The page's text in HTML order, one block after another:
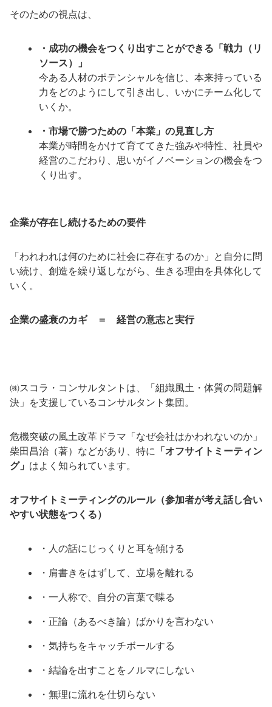
そのための視点は、
・成功の機会をつくり出すことができる「戦力（リ
ソース）」
今ある人材のポテンシャルを信じ、本来持っている
力をどのようにして引き出し、いかにチーム化して
いくか。
・市場で勝つための「本業」の見直し方
本業が時間をかけて育ててきた強みや特性、社員や
経営のこだわり、思いがイノベーションの機会をつ
くり出す。
企業が存在し続けるための要件
「われわれは何のために社会に存在するのか」と自分に問
い続け、創造を繰り返しながら、生きる理由を具体化して
いく。
企業の盛衰のカギ ＝ 経営の意志と実行
㈱スコラ・コンサルタントは、「組織風土・体質の問題解
決」を支援しているコンサルタント集団。
危機突破の風土改革ドラマ「なぜ会社はかわれないのか」
柴田昌治（著）などがあり、特に 「オフサイトミーティン
グ」 はよく知られています。
オフサイトミーティングのルール（参加者が考え話し合い
やすい状態をつくる）
・人の話にじっくりと耳を傾ける
・肩書きをはずして、立場を離れる
・一人称で、自分の言葉で喋る
・正論（あるべき論）ばかりを言わない
・気持ちをキャッチボールする
・結論を出すことをノルマにしない
・無理に流れを仕切らない